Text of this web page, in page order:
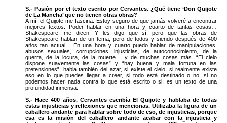
S.- Pasión por el texto escrito por Cervantes. ¿Qué tiene ‘Don Quijote
de La Mancha’ que no tienen otras obras?
A mí, el Quijote me fascina. Estoy seguro de que jamás volveré a encontrar
mejores textos. Poder hablar en una hora y cuarto de tantas cosas…
Shakespeare, me dicen. Y les digo que sí, pero que las obras de
Shakespeare hablan de un tema, pero de todos y siendo después de 400
años tan actual… En una hora y cuarto puedo hablar de manipulaciones,
abusos sexuales, corrupciones, injusticias, de autoconocimiento, de la
guerra, de la locura, de la muerte… y de muchas cosas más. “El cielo
dispone suavemente las cosas” y “hay buena y mala fortuna en las
pretensiones”, habla también del azar, si existe el cielo, si realmente existe
eso en lo que puedes llegar a creer, si todo está destinado o no, si no
podemos hacer nada contra lo que está escrito o si; es un texto de una
profundidad inmensa.
S.- Hace 400 años, Cervantes escribía El Quijote y hablaba de todas
estas injusticias y reflexiones que mencionas. Utilizaba la figura de un
caballero andante para hablar sobre todo de eso, de injusticias, porque
esa es la misión del caballero andante acabar con la injusticia y